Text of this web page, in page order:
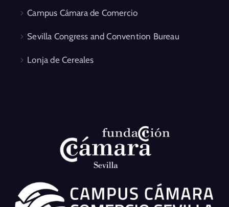
Campus Cámara de Comercio
Sevilla Congress and Convention Bureau
Lonja de Cereales